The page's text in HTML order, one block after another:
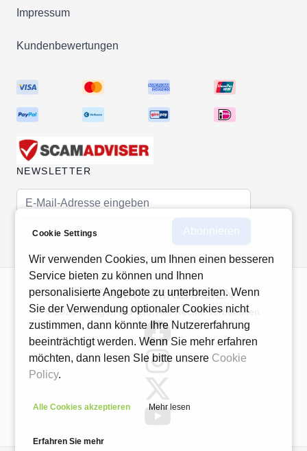
Impressum
Kundenbewertungen
NEWSLETTER
E-Mail-Adresse
VITAMINE-MINERALIEN
© 2026 Octagon Ind. Ltd. Alle Rechte vorbehalten.
Cookie Settings
Wir verwenden Cookies, um Ihnen einen besseren
Service bieten zu können und Ihnen
personalisierte Angebote zu unterbreiten. Wenn
Sie der Verwendung optionaler Cookies nicht
zustimmen, dann könnte Ihre Nutzererfahrung
beeinträchtigt werden. Wenn Sie mehr erfahren
möchten, dann lesen SIe bitte unsere Cookie
Policy.
Alle Cookies akzeptieren Mehr lesen
Erfahren Sie mehr